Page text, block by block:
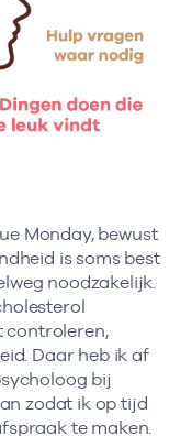
Monday, bewust
is soms best
noodzakelijk.
controleren,
Daar heb ik af
bij
zodat ik op tijd
te maken.